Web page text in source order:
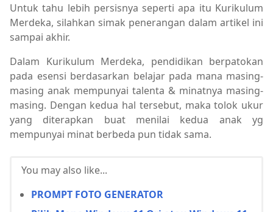
Untuk tahu lebih persisnya seperti apa itu Kurikulum
Merdeka, silahkan simak penerangan dalam artikel ini
sampai akhir.
Dalam Kurikulum Merdeka, pendidikan berpatokan
pada esensi berdasarkan belajar pada mana masing-
masing anak mempunyai talenta & minatnya masing-
masing. Dengan kedua hal tersebut, maka tolok ukur
yang diterapkan buat menilai kedua anak yg
mempunyai minat berbeda pun tidak sama.
You may also like...
PROMPT FOTO GENERATOR